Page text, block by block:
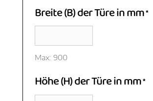
Breite (B) der Türe in mm*
Max: 900
Höhe (H) der Türe in mm*